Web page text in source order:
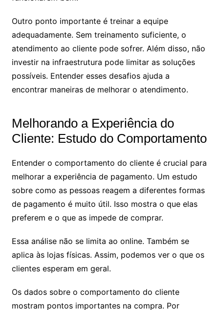
Outro ponto importante é treinar a equipe
adequadamente. Sem treinamento suficiente, o
atendimento ao cliente pode sofrer. Além disso, não
investir na infraestrutura pode limitar as soluções
possíveis. Entender esses desafios ajuda a
encontrar maneiras de melhorar o atendimento.
Melhorando a Experiência do
Cliente: Estudo do Comportamento
Entender o comportamento do cliente é crucial para
melhorar a experiência de pagamento. Um estudo
sobre como as pessoas reagem a diferentes formas
de pagamento é muito útil. Isso mostra o que elas
preferem e o que as impede de comprar.
Essa análise não se limita ao online. Também se
aplica às lojas físicas. Assim, podemos ver o que os
clientes esperam em geral.
Os dados sobre o comportamento do cliente
mostram pontos importantes na compra. Por